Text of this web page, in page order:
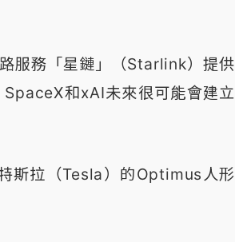
服務「星鏈」（Starlink）提供
和xAI未來很可能會建立
斯拉（Tesla）的Optimus人形